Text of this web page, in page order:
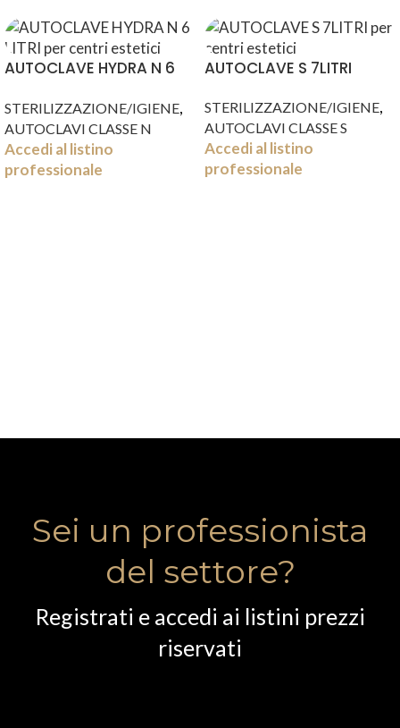
AUTOCLAVE HYDRA N 6
STERILIZZAZIONE/IGIENE,
AUTOCLAVI CLASSE N
Accedi al listino
professionale
AUTOCLAVE S 7LITRI
STERILIZZAZIONE/IGIENE,
AUTOCLAVI CLASSE S
Accedi al listino
professionale
Sei un professionista
del settore?
Registrati e accedi ai listini prezzi
riservati